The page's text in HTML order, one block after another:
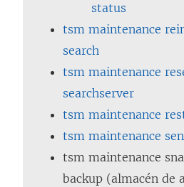
status
tsm maintenance
search
tsm maintenance
searchserver
tsm maintenance
tsm maintenance
tsm maintenance
backup (almacén de